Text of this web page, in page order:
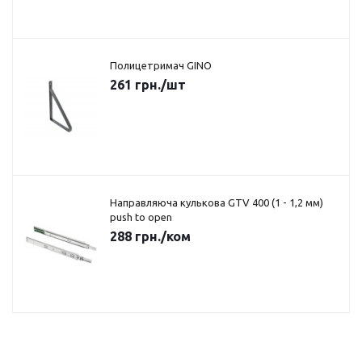
Полицетримач GINO
261 грн./шт
Направляюча кулькова GTV 400 (1 - 1,2 мм)
push to open
288 грн./ком